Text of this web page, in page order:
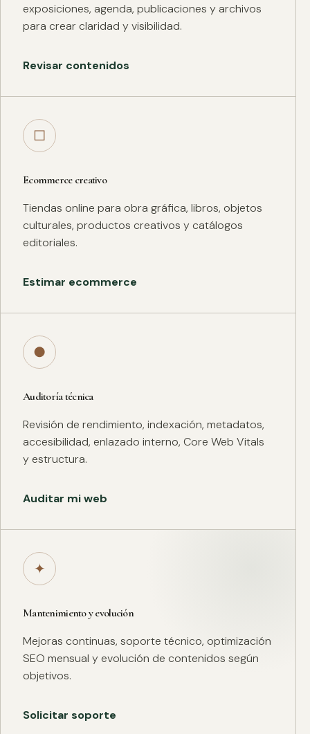
exposiciones, agenda, publicaciones y archivos
para crear claridad y visibilidad.
Revisar contenidos
□
Ecommerce creativo
Tiendas online para obra gráfica, libros, objetos
culturales, productos creativos y catálogos
editoriales.
Estimar ecommerce
●
Auditoría técnica
Revisión de rendimiento, indexación, metadatos,
accesibilidad, enlazado interno, Core Web Vitals
y estructura.
Auditar mi web
✦
Mantenimiento y evolución
Mejoras continuas, soporte técnico, optimización
SEO mensual y evolución de contenidos según
objetivos.
Solicitar soporte